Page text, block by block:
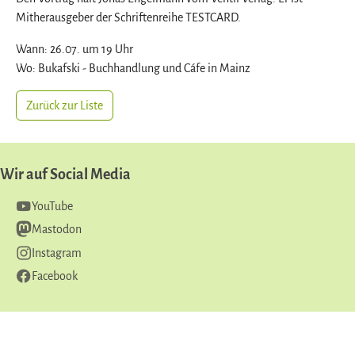
Mitherausgeber der Schriftenreihe TESTCARD.
Wann: 26.07. um 19 Uhr
Wo: Bukafski - Buchhandlung und Cáfe in Mainz
Zurück zur Liste
Wir auf Social Media
YouTube
Mastodon
Instagram
Facebook